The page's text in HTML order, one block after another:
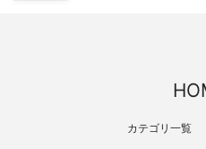
カテゴリ一覧